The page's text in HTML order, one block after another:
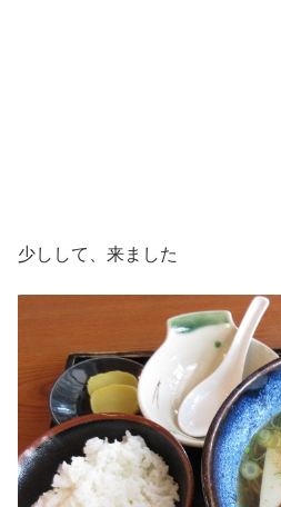
少しして、来ました